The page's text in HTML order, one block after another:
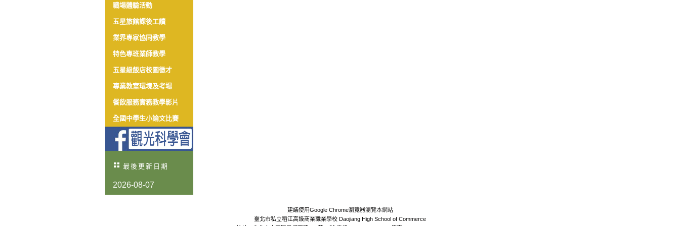
職場體驗活動
五星旅館課後工讀
業界專家協同教學
特色專班業師教學
五星級飯店校園徵才
專業教室環境及考場
餐飲服務實務教學影片
全國中學生小論文比賽
最後更新日期
2026-08-07
建議使用Google Chrome瀏覽器瀏覽本網站
臺北市私立稻江高級商業職業學校 Daojiang High School of Commerce